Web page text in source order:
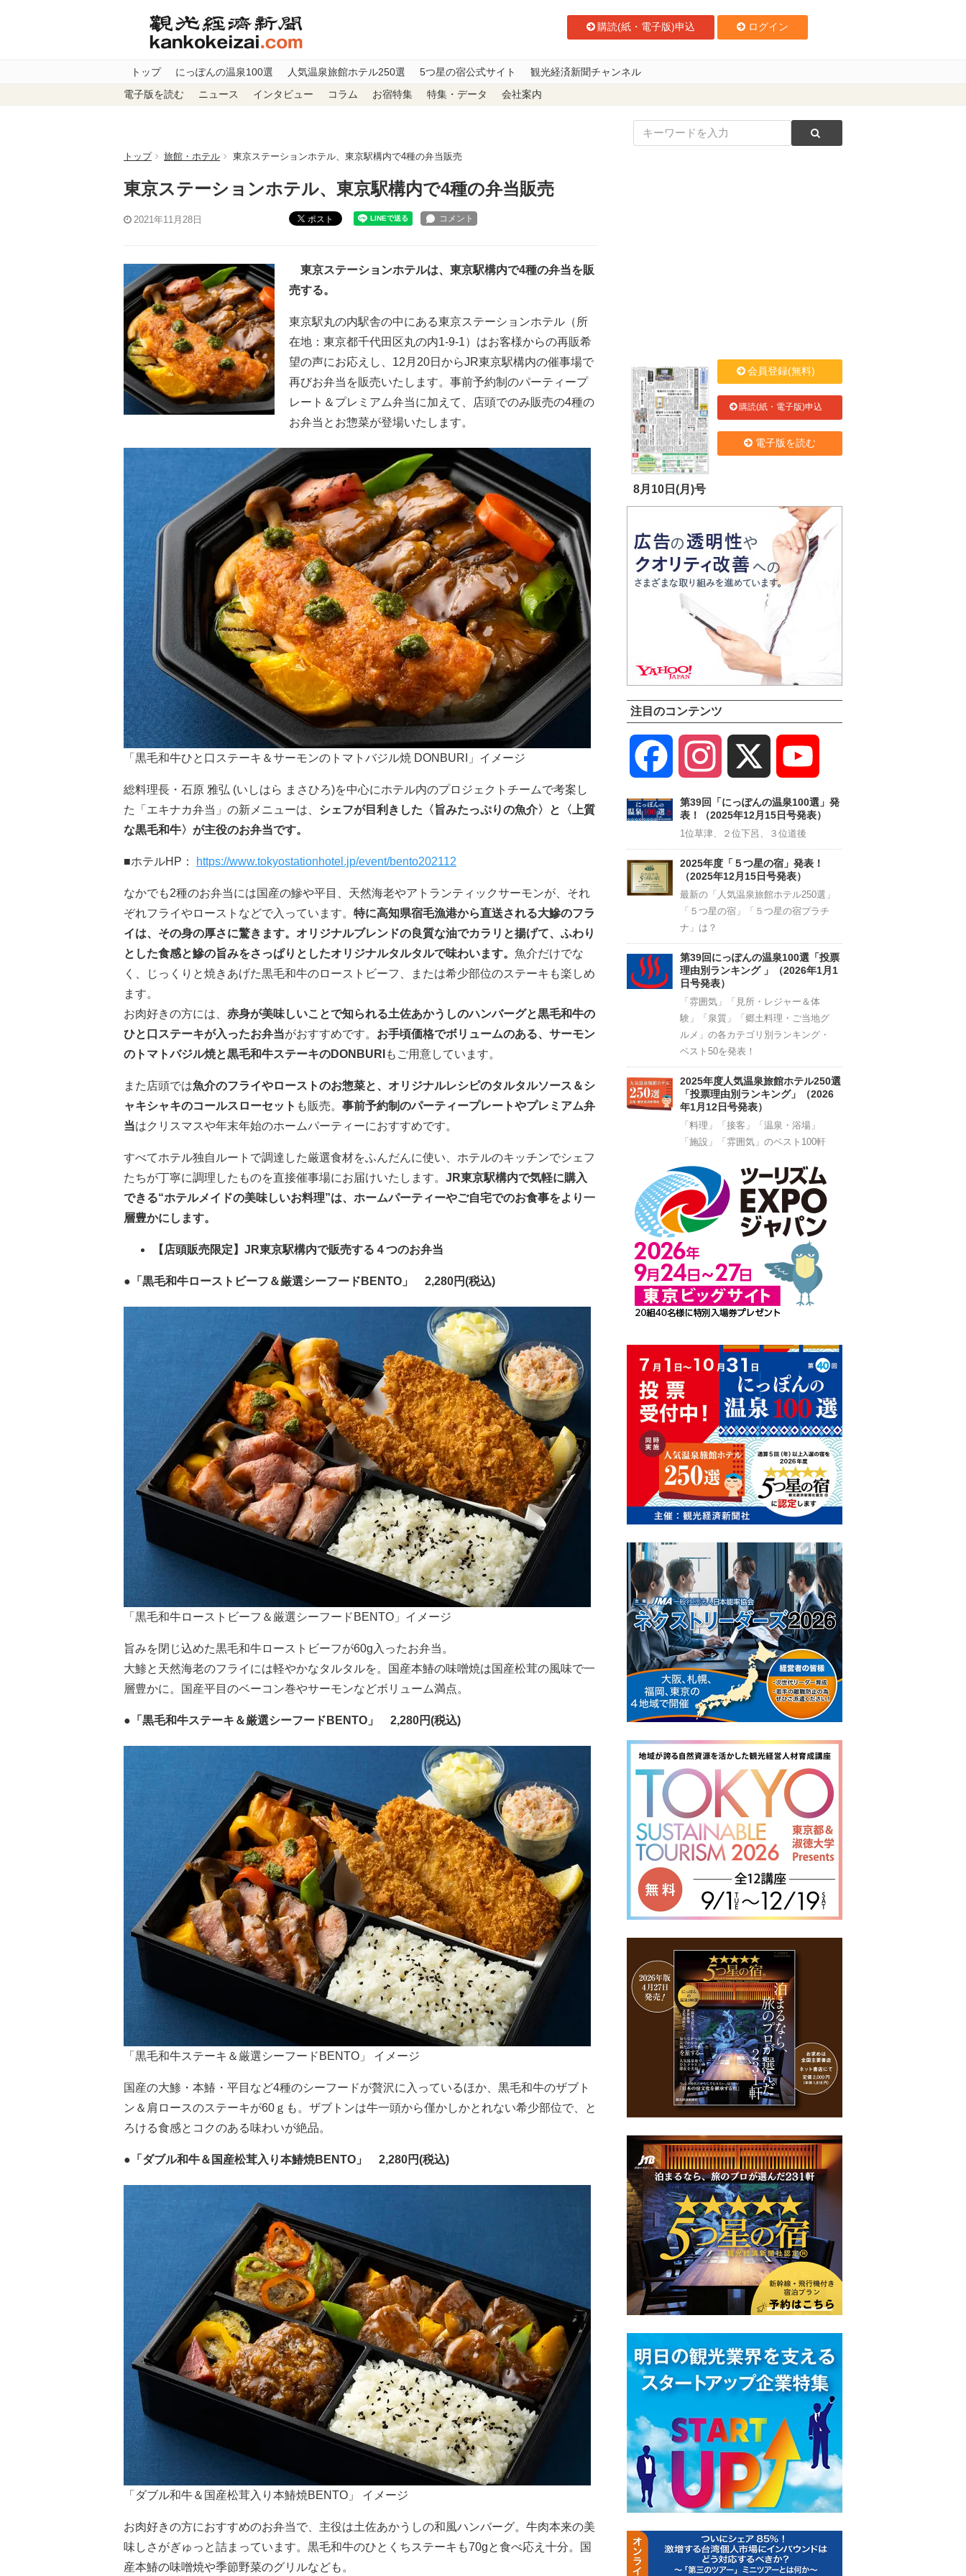
購読(紙・電子版)申込 ログイン
トップ にっぽんの温泉100選 人気温泉旅館ホテル250選 5つ星の宿公式サイト 観光経済新聞チャンネル
電子版を読む ニュース インタビュー コラム お宿特集 特集・データ 会社案内
トップ 旅館・ホテル 東京ステーションホテル、東京駅構内で4種の弁当販売
東京ステーションホテル、東京駅構内で4種の弁当販売
2021年11月28日 ポスト
東京ステーションホテルは、東京駅構内で4種の弁当を販
売する。
東京駅丸の内駅舎の中にある東京ステーションホテル（所
在地：東京都千代田区丸の内1-9-1）はお客様からの再販希
望の声にお応えし、12月20日からJR東京駅構内の催事場で
再びお弁当を販売いたします。事前予約制のパーティープ
レート＆プレミアム弁当に加えて、店頭でのみ販売の4種の
お弁当とお惣菜が登場いたします。
「黒毛和牛ひと口ステーキ＆サーモンのトマトバジル焼 DONBURI」イメージ
総料理長・石原 雅弘 (いしはら まさひろ)を中心にホテル内のプロジェクトチームで考案し
た「エキナカ弁当」の新メニューは、 シェフが目利きした〈旨みたっぷりの魚介〉と〈上質
な黒毛和牛〉が主役のお弁当です。
■ホテルHP： https://www.tokyostationhotel.jp/event/bento202112
なかでも2種のお弁当には国産の鰺や平目、天然海老やアトランティックサーモンが、それ
ぞれフライやローストなどで入っています。 特に高知県宿毛漁港から直送される大鰺のフラ
イは、その身の厚さに驚きます。オリジナルブレンドの良質な油でカラリと揚げて、ふわり
とした食感と鰺の旨みをさっぱりとしたオリジナルタルタルで味わいます。 魚介だけでな
く、じっくりと焼きあげた黒毛和牛のローストビーフ、または希少部位のステーキも楽しめ
ます。
お肉好きの方には、 赤身が美味しいことで知られる土佐あかうしのハンバーグと黒毛和牛の
ひと口ステーキが入ったお弁当がおすすめです。 お手頃価格でボリュームのある、サーモン
のトマトバジル焼と黒毛和牛ステーキのDONBURI もご用意しています。
また店頭では魚介のフライやローストのお惣菜と、オリジナルレシピのタルタルソース＆シ
ャキシャキのコールスローセット も販売。 事前予約制のパーティープレートやプレミアム弁
当はクリスマスや年末年始のホームパーティーにおすすめです。
すべてホテル独自ルートで調達した厳選食材をふんだんに使い、ホテルのキッチンでシェフ
たちが丁寧に調理したものを直接催事場にお届けいたします。 JR東京駅構内で気軽に購入
できる“ホテルメイドの美味しいお料理”は、ホームパーティーやご自宅でのお食事をより一
層豊かにします。
【店頭販売限定】JR東京駅構内で販売する４つのお弁当
● 「黒毛和牛ローストビーフ＆厳選シーフードBENTO」 2,280円(税込)
「黒毛和牛ローストビーフ＆厳選シーフードBENTO」イメージ
旨みを閉じ込めた黒毛和牛ローストビーフが60g入ったお弁当。
大鯵と天然海老のフライには軽やかなタルタルを。国産本鰆の味噌焼は国産松茸の風味で一
層豊かに。国産平目のベーコン巻やサーモンなどボリューム満点。
●「黒毛和牛ステーキ＆厳選シーフードBENTO」 2,280円(税込)
「黒毛和牛ステーキ＆厳選シーフードBENTO」 イメージ
国産の大鯵・本鰆・平目など4種のシーフードが贅沢に入っているほか、黒毛和牛のザブト
ン＆肩ロースのステーキが60ｇも。ザブトンは牛一頭から僅かしかとれない希少部位で、と
ろける食感とコクのある味わいが絶品。
●「ダブル和牛＆国産松茸入り本鰆焼BENTO」 2,280円(税込)
「ダブル和牛＆国産松茸入り本鰆焼BENTO」 イメージ
お肉好きの方におすすめのお弁当で、主役は土佐あかうしの和風ハンバーグ。牛肉本来の美
味しさがぎゅっと詰まっています。黒毛和牛のひとくちステーキも70gと食べ応え十分。国
産本鰆の味噌焼や季節野菜のグリルなども。
8月10日(月)号
会員登録(無料)
購読(紙・電子版)申込
電子版を読む
注目のコンテンツ
Facebook Instagram
Channel
第39回「にっぽんの温泉100選」発
表！（2025年12月15日号発表）
1位草津、２位下呂、３位道後
2025年度「５つ星の宿」発表！
（2025年12月15日号発表）
最新の「人気温泉旅館ホテル250選」
「５つ星の宿」「５つ星の宿プラチ
ナ」は？
第39回にっぽんの温泉100選「投票
理由別ランキング 」（2026年1月1
日号発表）
「雰囲気」「見所・レジャー＆体
験」「泉質」「郷土料理・ご当地グ
ルメ」の各カテゴリ別ランキング・
ベスト50を発表！
2025年度人気温泉旅館ホテル250選
「投票理由別ランキング」（2026
年1月12日号発表）
「料理」「接客」「温泉・浴場」
「施設」「雰囲気」のベスト100軒